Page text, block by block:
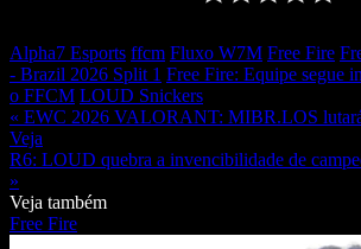
Alpha7 Esports ffcm Fluxo W7M Free Fire
- Brazil 2026 Split 1 Free Fire: Equipe segue
o FFCM LOUD Snickers
« EWC 2026 VALORANT: MIBR.LOS
Veja
R6: LOUD quebra a invencibilidade de
»
Veja também
Free Fire